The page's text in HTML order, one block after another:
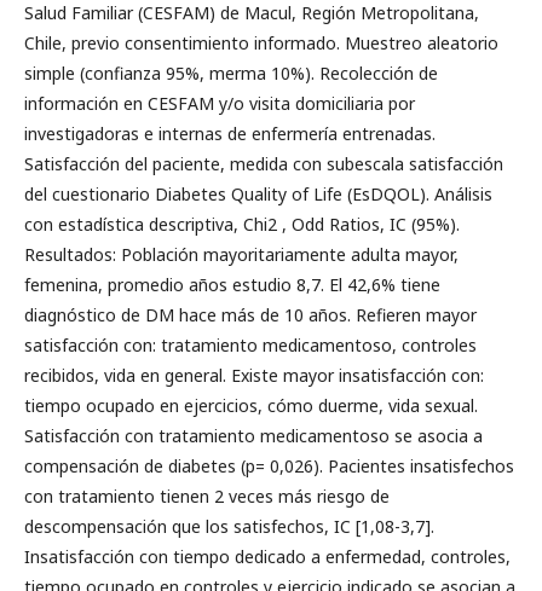
Salud Familiar (CESFAM) de Macul, Región Metropolitana,
Chile, previo consentimiento informado. Muestreo aleatorio
simple (confianza 95%, merma 10%). Recolección de
información en CESFAM y/o visita domiciliaria por
investigadoras e internas de enfermería entrenadas.
Satisfacción del paciente, medida con subescala satisfacción
del cuestionario Diabetes Quality of Life (EsDQOL). Análisis
con estadística descriptiva, Chi2 , Odd Ratios, IC (95%).
Resultados: Población mayoritariamente adulta mayor,
femenina, promedio años estudio 8,7. El 42,6% tiene
diagnóstico de DM hace más de 10 años. Refieren mayor
satisfacción con: tratamiento medicamentoso, controles
recibidos, vida en general. Existe mayor insatisfacción con:
tiempo ocupado en ejercicios, cómo duerme, vida sexual.
Satisfacción con tratamiento medicamentoso se asocia a
compensación de diabetes (p= 0,026). Pacientes insatisfechos
con tratamiento tienen 2 veces más riesgo de
descompensación que los satisfechos, IC [1,08-3,7].
Insatisfacción con tiempo dedicado a enfermedad, controles,